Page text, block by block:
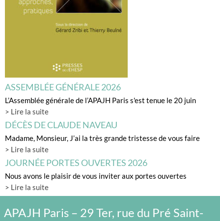
ASSEMBLÉE GÉNÉRALE 2026
L’Assemblée générale de l’APAJH Paris s'est tenue le 20 juin
> Lire la suite
DÉCÈS DE CLAUDE NAVEAU
Madame, Monsieur, J’ai la très grande tristesse de vous faire
> Lire la suite
JOURNÉE PORTES OUVERTES 2026
Nous avons le plaisir de vous inviter aux portes ouvertes
> Lire la suite
APAJH Paris – 29 Ter, rue du Pré Saint-